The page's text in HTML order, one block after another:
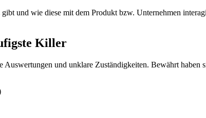
und wie diese mit dem Produkt bzw. Unternehmen
Killer
Auswertungen und unklare Zuständigkeiten. Bewährt haben